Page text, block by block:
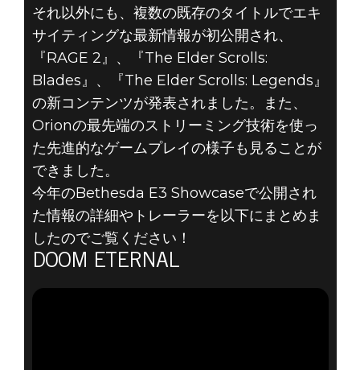
それ以外にも、複数の既存のタイトルでエキ
サイティングな最新情報が初公開され、
『RAGE 2』、『The Elder Scrolls:
Blades』、『The Elder Scrolls: Legends』
の新コンテンツが発表されました。また、
Orionの最先端のストリーミング技術を使っ
た先進的なゲームプレイの様子も見ることが
できました。
今年のBethesda E3 Showcaseで公開され
た情報の詳細やトレーラーを以下にまとめま
したのでご覧ください！
DOOM ETERNAL